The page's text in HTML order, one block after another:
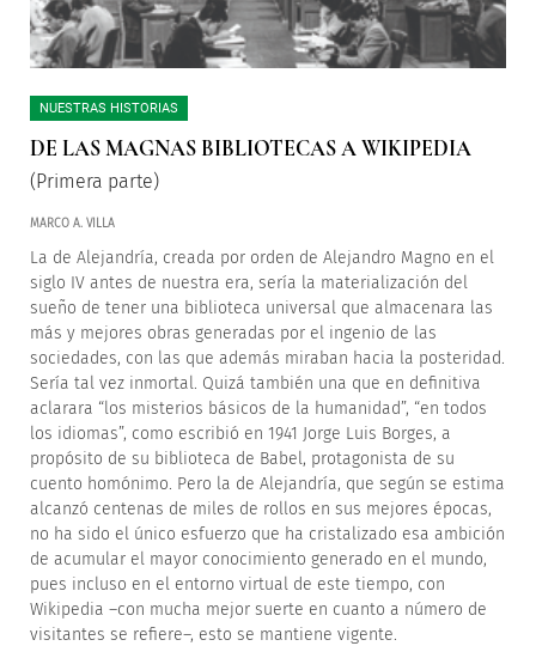
NUESTRAS HISTORIAS
DE LAS MAGNAS BIBLIOTECAS A WIKIPEDIA
(Primera parte)
MARCO A. VILLA
La de Alejandría, creada por orden de Alejandro Magno en el
siglo IV antes de nuestra era, sería la materialización del
sueño de tener una biblioteca universal que almacenara las
más y mejores obras generadas por el ingenio de las
sociedades, con las que además miraban hacia la posteridad.
Sería tal vez inmortal. Quizá también una que en definitiva
aclarara “los misterios básicos de la humanidad”, “en todos
los idiomas”, como escribió en 1941 Jorge Luis Borges, a
propósito de su biblioteca de Babel, protagonista de su
cuento homónimo. Pero la de Alejandría, que según se estima
alcanzó centenas de miles de rollos en sus mejores épocas,
no ha sido el único esfuerzo que ha cristalizado esa ambición
de acumular el mayor conocimiento generado en el mundo,
pues incluso en el entorno virtual de este tiempo, con
Wikipedia –con mucha mejor suerte en cuanto a número de
visitantes se refiere–, esto se mantiene vigente.